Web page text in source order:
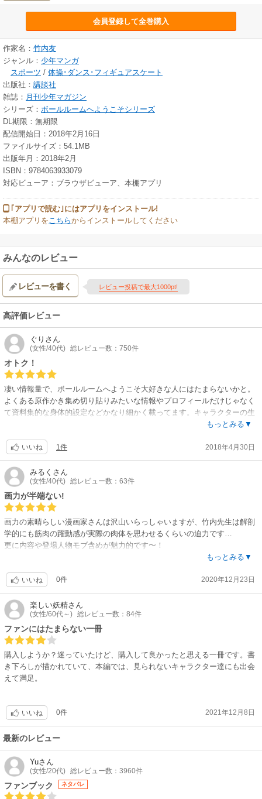
会員登録して全巻購入
作家名： 竹内友
ジャンル： 少年マンガ
スポーツ / 体操･ダンス･フィギュアスケート
出版社： 講談社
雑誌： 月刊少年マガジン
シリーズ： ボールルームへようこそシリーズ
DL期限：無期限
配信開始日：2018年2月16日
ファイルサイズ：54.1MB
出版年月：2018年2月
ISBN：9784063933079
対応ビューア：ブラウザビューア、本棚アプリ
｢アプリで読む｣にはアプリをインストール!
本棚アプリをこちらからインストールしてください
みんなのレビュー
レビューを書く レビュー投稿で最大1000pt!
高評価レビュー
ぐり さん
(女性/40代) 総レビュー数：750件
オトク！
凄い情報量で、ボールルームへようこそ大好きな人にはたまらないかと。
よくある原作かき集め切り貼りみたいな情報やプロフィールだけじゃなく
て資料集的な身体的設定などかなり細かく載ってます。キャラクターの生
漫画だと思ってます。
もっとみる▼
いいね 1件 2018年4月30日
みるく さん
(女性/40代) 総レビュー数：63件
画力が半端ない!
画力の素晴らしい漫画家さんは沢山いらっしゃいますが、竹内先生は解剖
学的にも筋肉の躍動感が実際の肉体を思わせるくらいの迫力です…
更に内容や登場人物モブ含めが魅力的です〜！
もっとみる▼
いいね 0件 2020年12月23日
楽しい妖精さん
(女性/60代～) 総レビュー数：84件
ファンにはたまらない一冊
購入しようか？迷っていたけど、購入して良かったと思える一冊です。書
き下ろしが描かれていて、本編では、見られないキャラクター達にも出会
えて満足。
いいね 0件 2021年12月8日
最新のレビュー
Yuさん
(女性/20代) 総レビュー数：3960件
ファンブック ネタバレ